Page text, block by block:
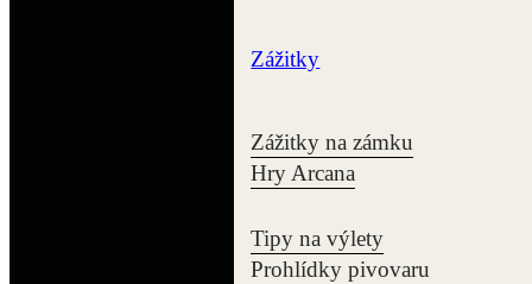
Zážitky
Zážitky na zámku
Hry Arcana
Tipy na výlety
Prohlídky pivovaru